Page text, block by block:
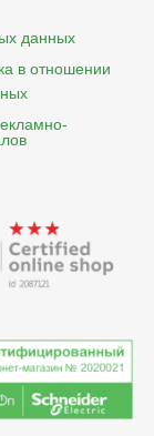
данных
в отношении